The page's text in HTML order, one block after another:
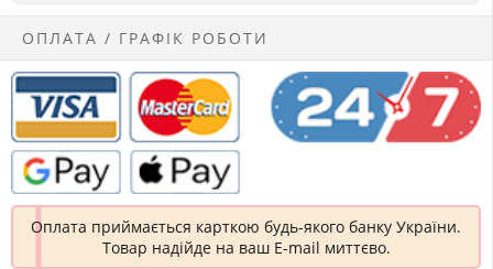
ОПЛАТА / ГРАФІК РОБОТИ
Оплата приймається карткою будь-якого банку України.
Товар надійде на ваш E-mail миттєво.